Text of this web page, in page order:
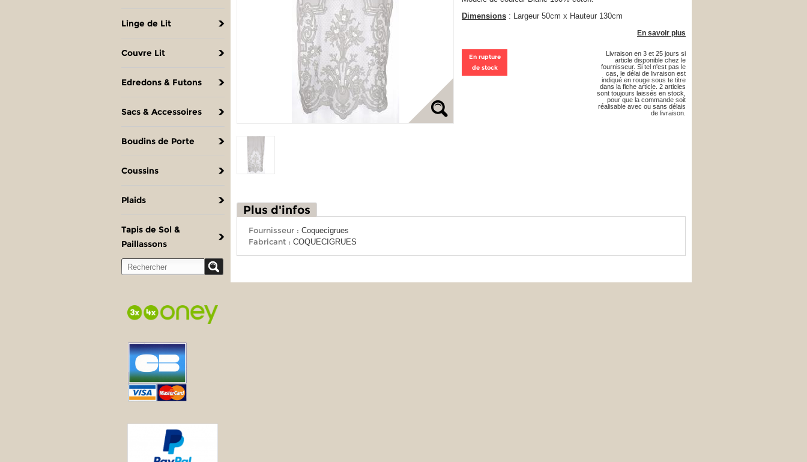
Linge de Lit
Couvre Lit
Edredons & Futons
Sacs & Accessoires
Boudins de Porte
Coussins
Plaids
Tapis de Sol &
Paillassons
Dimensions : Largeur 50cm x Hauteur 130cm
En savoir plus
En rupture
de stock
Livraison en 3 et 25 jours si
article disponible chez le
fournisseur. Si tel n'est pas le
cas, le délai de livraison est
indiqué en rouge sous te titre
dans la fiche article. 2 articles
sont toujours laissés en stock,
pour que la commande soit
réalisable avec ou sans délais
de livraison.
Plus d'infos
Fournisseur : Coquecigrues
Fabricant : COQUECIGRUES